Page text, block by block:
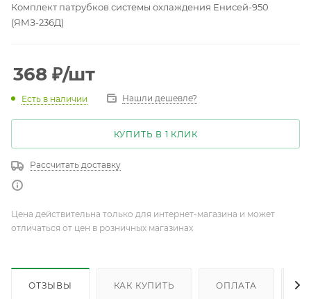
Комплект патрубков системы охлаждения Енисей-950
(ЯМЗ-236Д)
368 ₽/шт
Есть в наличии Нашли дешевле?
КУПИТЬ В 1 КЛИК
Рассчитать доставку
Цена действительна только для интернет-магазина и может
отличаться от цен в розничных магазинах
ОТЗЫВЫ КАК КУПИТЬ ОПЛАТА